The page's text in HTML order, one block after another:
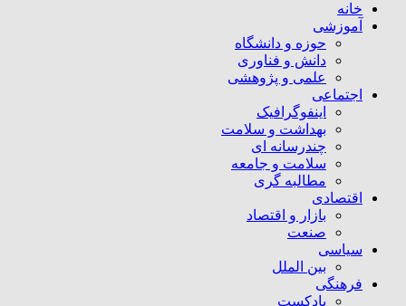
خانه
آموزشی
حوزه و دانشگاه
دانش و فناوری
علمی و پژوهشی
اجتماعی
اینفوگرافیک
بهداشت و سلامت
چندرسانه ای
سلامت و جامعه
مطالبه گری
اقتصادی
بازار و اقتصاد
صنعت
سیاسی
بین الملل
فرهنگی
پادکست